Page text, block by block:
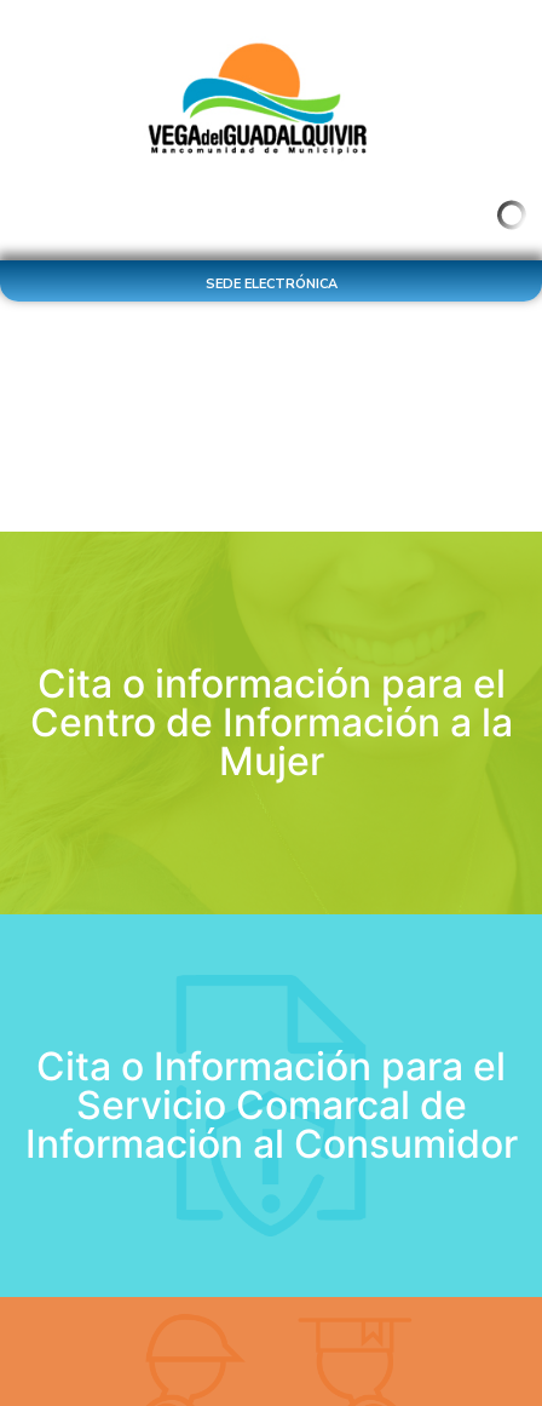
SEDE ELECTRÓNICA
Cita o información para el
Centro de Información a la
Mujer
Cita o Información para el
Servicio Comarcal de
Información al Consumidor